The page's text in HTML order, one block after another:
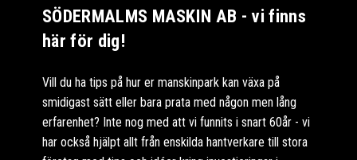
SÖDERMALMS MASKIN AB - vi finns
här för dig!
Vill du ha tips på hur er manskinpark kan växa på
smidigast sätt eller bara prata med någon men lång
erfarenhet? Inte nog med att vi funnits i snart 60år - vi
har också hjälpt allt från enskilda hantverkare till stora